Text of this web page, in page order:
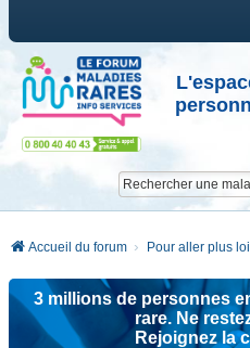
Accueil du forum Pour aller plus
3 millions de personnes
rare. Ne
Rejoignez la